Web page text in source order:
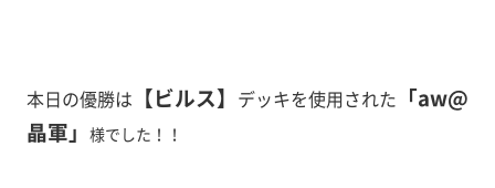
本日の優勝は 【ビルス】 デッキを使用された 「aw@
晶軍」 様でした！！